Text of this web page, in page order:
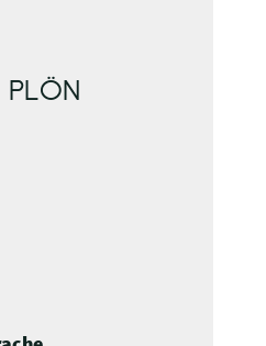
PLÖN